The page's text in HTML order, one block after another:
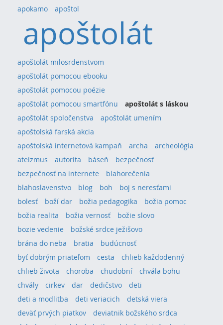
apokamo
apoštol
apoštolát
apoštolát milosrdenstvom
apoštolát pomocou ebooku
apoštolát pomocou poézie
apoštolát pomocou smartfónu
apoštolát s láskou
apoštolát spoločenstva
apoštolát umením
apoštolská farská akcia
apoštolská internetová kampaň
archa
archeológia
ateizmus
autorita báseň
bezpečnosť
bezpečnosť na internete
blahorečenia
blahoslavenstvo
blog boh
boj s neresťami
bolesť
boží dar božia pedagogika
božia pomoc
božia realita
božia vernosť
božie slovo
bozie vedenie
božské srdce ježišovo
brána do neba
bratia
budúcnosť
byť dobrým priateľom
cesta
chlieb každodenný
chlieb života
choroba chudobní
chvála bohu
chvály
cirkev dar dedičstvo
deti
deti a modlitba
deti veriacich
detská viera
deväť prvých piatkov
deviatnik božského srdca